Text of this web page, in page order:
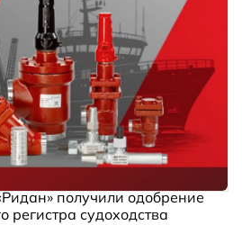
получили одобрение
регистра судоходства